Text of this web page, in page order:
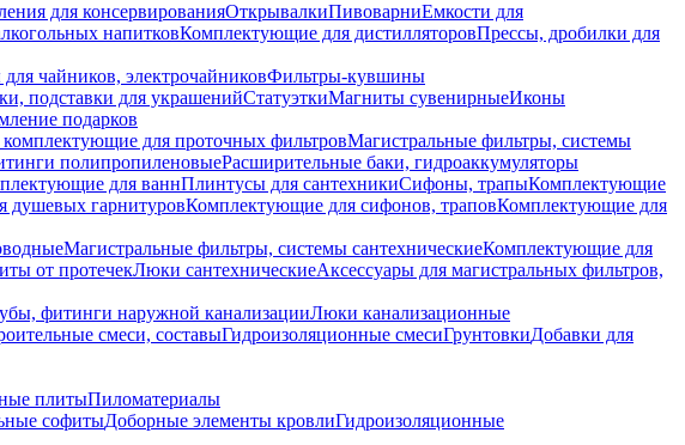
для консервированияОткрывалкиПивоварниЕмкости для
напитковКомплектующие для дистилляторовПрессы, дробилки для
чайников, электрочайниковФильтры-кувшины
подставки для украшенийСтатуэткиМагниты сувенирныеИконы
подарков
для проточных фильтровМагистральные фильтры, системы
полипропиленовыеРасширительные баки, гидроаккумуляторы
для ваннПлинтусы для сантехникиСифоны, трапыКомплектующие
душевых гарнитуровКомплектующие для сифонов, траповКомплектующие для
Магистральные фильтры, системы сантехническиеКомплектующие для
от протечекЛюки сантехническиеАксессуары для магистральных фильтров,
фитинги наружной канализацииЛюки канализационные
смеси, составыГидроизоляционные смесиГрунтовкиДобавки для
плитыПиломатериалы
софитыДоборные элементы кровлиГидроизоляционные